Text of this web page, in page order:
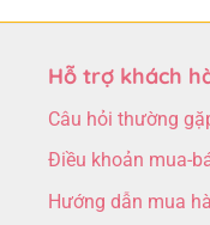
Hỗ trợ khách
Câu hỏi thường
Điều khoản mua-
Hướng dẫn mua